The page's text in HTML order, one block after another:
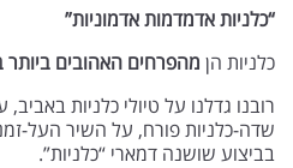
“כלניות אדמדמות אדמוניות”
כלניות הן מהפרחים האהובים ביותר
רובנו גדלנו על טיולי כלניות
שדה-כלניות פורח, על השיר העל-
בביצוע שושנה דמארי “כלניות”.